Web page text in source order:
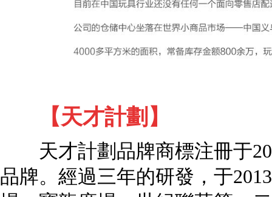
【天才計劃】
天才計劃品牌商標注冊于
品牌。經過三年的研發，于